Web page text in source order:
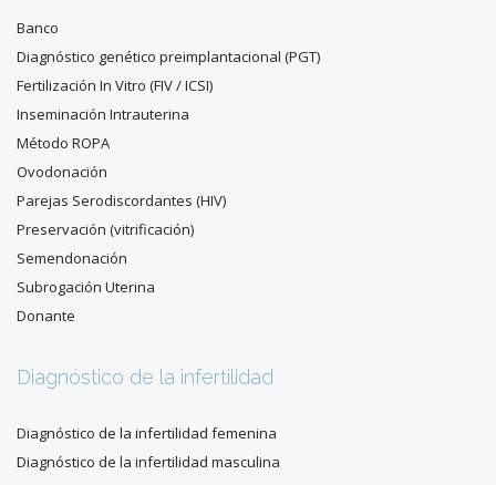
Banco
Diagnóstico genético preimplantacional (PGT)
Fertilización In Vitro (FIV / ICSI)
Inseminación Intrauterina
Método ROPA
Ovodonación
Parejas Serodiscordantes (HIV)
Preservación (vitrificación)
Semendonación
Subrogación Uterina
Donante
Diagnóstico de la infertilidad
Diagnóstico de la infertilidad femenina
Diagnóstico de la infertilidad masculina